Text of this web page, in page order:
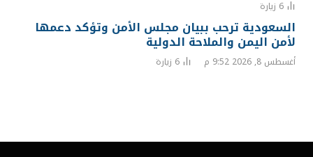
6 زيارة
السعودية ترحب ببيان مجلس الأمن وتؤكد دعمها
لأمن اليمن والملاحة الدولية
أغسطس 8, 2026 9:52 م 6 زيارة